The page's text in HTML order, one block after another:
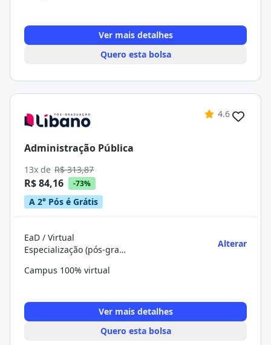
Ver mais detalhes
Quero esta bolsa
4.6
Administração Pública
13x de R$ 313,87
R$ 84,16 -73%
A 2° Pós é Grátis
EaD / Virtual
Especialização (pós-graduação)
Alterar
Campus 100% virtual
Ver mais detalhes
Quero esta bolsa